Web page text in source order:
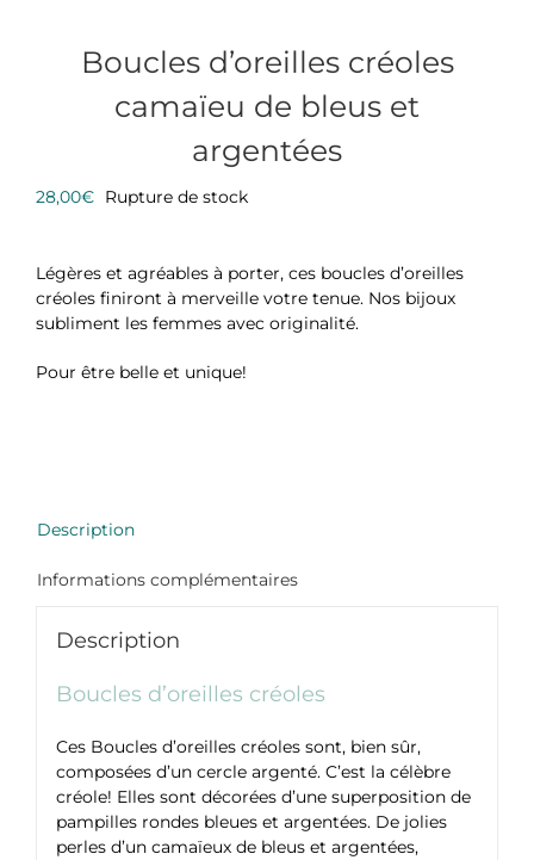
Boucles d’oreilles créoles
camaïeu de bleus et
argentées
28,00€ Rupture de stock
Légères et agréables à porter, ces boucles d’oreilles
créoles finiront à merveille votre tenue. Nos bijoux
subliment les femmes avec originalité.
Pour être belle et unique!
Description
Informations complémentaires
Description
Boucles d’oreilles créoles
Ces Boucles d’oreilles créoles sont, bien sûr,
composées d’un cercle argenté. C’est la célèbre
créole! Elles sont décorées d’une superposition de
pampilles rondes bleues et argentées. De jolies
perles d’un camaïeux de bleus et argentées,